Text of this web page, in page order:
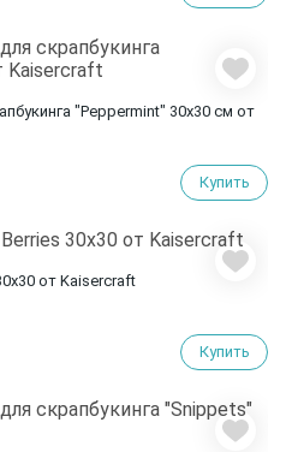
"Peppermint" 30х30 см от
Купить
от Kaisercraft
Купить